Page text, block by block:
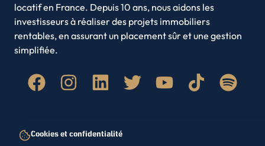
Cookies et confidentialité
Amiens
Brest
Clermont-Ferrand
Limoges
Roubaix
Saint-Denis
locatif en France. Depuis 10 ans, nous aidons les
investisseurs à réaliser des projets immobiliers
rentables, en assurant un placement sûr et une gestion
simplifiée.
Qui sommes-nous